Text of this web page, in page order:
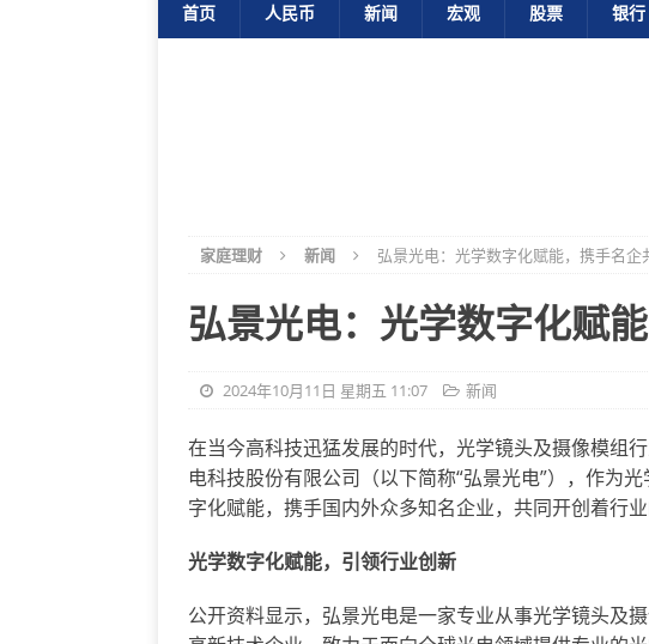
首页 人民币 新闻 宏观 股票 银行
家庭理财 新闻 弘景光电：光学数字化赋能，携手名企
弘景光电：光学数字化赋
2024年10月11日 星期五 11:07 新闻
在当今高科技迅猛发展的时代，光学镜头及摄像模组
电科技股份有限公司（以下简称“弘景光电”），作为
字化赋能，携手国内外众多知名企业，共同开创着行业
光学数字化赋能，引领行业创新
公开资料显示，弘景光电是一家专业从事光学镜头及